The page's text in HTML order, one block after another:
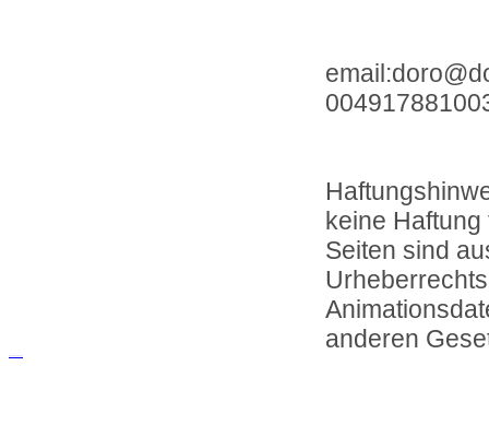
keine
Seiten sind
anderen